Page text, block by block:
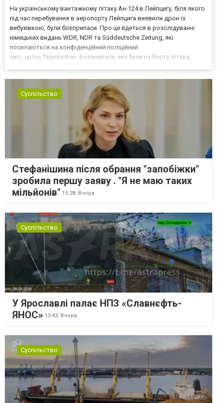
На українському вантажному літаку Ан-124 в Лейпцигу, біля якого
під час перебування в аеропорту Лейпцига виявили дрон із
вибухівкою, були боєприпаси. Про це йдеться в розслідуванні
німецьких видань WDR, NDR та Süddeutsche Zeitung, які
посилаються на конфіденційний поліційний
звіт, цитує Tagesschau. Боєприпаси, яку були на борту літака,
Суспільство
Стефанішина після обрання "запобіжки"
зробила першу заяву . "Я не маю таких
мільйонів" 15:28, Вчора
Суспільство
У Ярославлі палає НПЗ «Славнєфть-
ЯНОС» 13:43, Вчора
Суспільство